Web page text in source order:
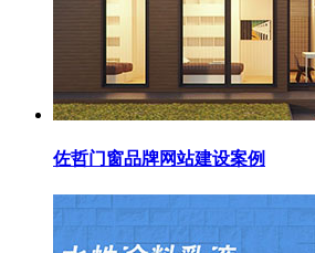
佐哲门窗品牌网站建设案例